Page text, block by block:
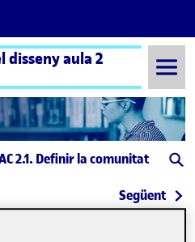
disseny aula 2
2.1. Definir la comunitat
el Kit de Camp Següent: 2.2